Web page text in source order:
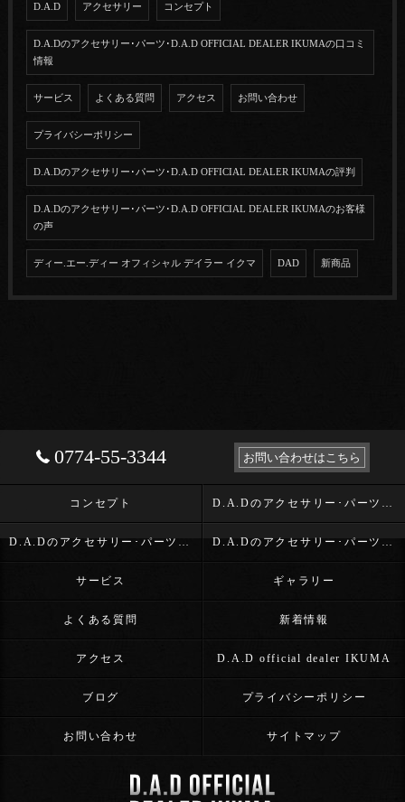
D.A.D アクセサリー コンセプト
D.A.Dのアクセサリー･パーツ･D.A.D OFFICIAL DEALER IKUMAの口コミ
情報
サービス よくある質問 アクセス お問い合わせ
プライバシーポリシー
D.A.Dのアクセサリー･パーツ･D.A.D OFFICIAL DEALER IKUMAの評判
D.A.Dのアクセサリー･パーツ･D.A.D OFFICIAL DEALER IKUMAのお客様
の声
ディー.エー.ディー オフィシャル デイラー イクマ DAD 新商品
0774-55-3344 お問い合わせはこちら
コンセプト D.A.Dのアクセサリー･パーツ･D.A.D OFFICIAL DEALER IKUMAの口コミ情報
D.A.Dのアクセサリー･パーツ･D.A.D OFFICIAL DEALER IKUMAの評判 D.A.Dのアクセサリー･パーツ･D.A.D OFFICIAL DEALER IKUMAのお客様の声
サービス ギャラリー
よくある質問 新着情報
アクセス D.A.D official dealer IKUMA
ブログ プライバシーポリシー
お問い合わせ サイトマップ